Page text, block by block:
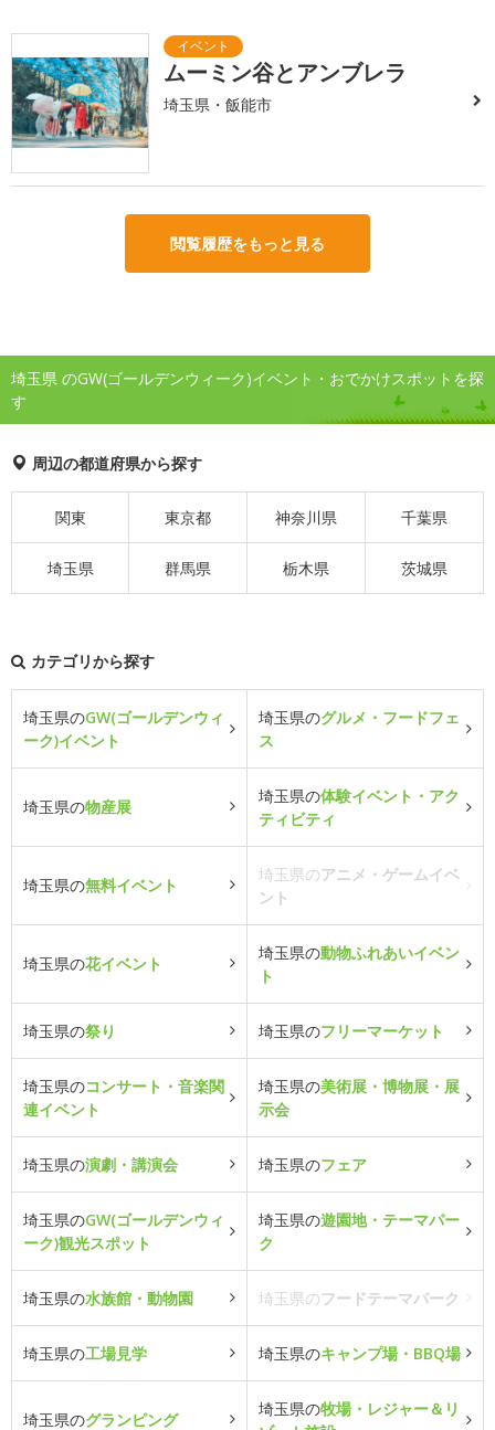
ムーミン谷とアンブレラ
埼玉県・飯能市
閲覧履歴をもっと見る
埼玉県 のGW(ゴールデンウィーク)イベント・おでかけスポットを探
す
周辺の都道府県から探す
関東 東京都 神奈川県 千葉県
埼玉県 群馬県 栃木県 茨城県
カテゴリから探す
埼玉県のGW(ゴールデンウィ
ーク)イベント
埼玉県のグルメ・フードフェ
ス
埼玉県の物産展
埼玉県の体験イベント・アク
ティビティ
埼玉県の無料イベント
埼玉県のアニメ・ゲームイベ
ント
埼玉県の花イベント
埼玉県の動物ふれあいイベン
ト
埼玉県の祭り 埼玉県のフリーマーケット
埼玉県のコンサート・音楽関
連イベント
埼玉県の美術展・博物展・展
示会
埼玉県の演劇・講演会 埼玉県のフェア
埼玉県のGW(ゴールデンウィ
ーク)観光スポット
埼玉県の遊園地・テーマパー
ク
埼玉県の水族館・動物園 埼玉県のフードテーマパーク
埼玉県の工場見学 埼玉県のキャンプ場・BBQ場
埼玉県のグランピング
埼玉県の牧場・レジャー＆リ